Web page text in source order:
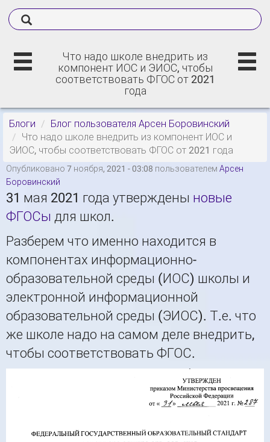
Что надо школе внедрить из
компонент ИОС и ЭИОС, чтобы
соответствовать ФГОС от 2021
года
Блоги
Блог пользователя Арсен Боровинский
Что надо школе внедрить из компонент ИОС и
ЭИОС, чтобы соответствовать ФГОС от 2021 года
Опубликовано 7 ноября, 2021 - 03:08 пользователем Арсен
Боровинский
31 мая 2021 года утверждены новые
ФГОСы для школ.
Разберем что именно находится в
компонентах информационно-
образовательной среды (ИОС) школы и
электронной информационной
образовательной среды (ЭИОС). Т.е. что
же школе надо на самом деле внедрить,
чтобы соответствовать ФГОС.